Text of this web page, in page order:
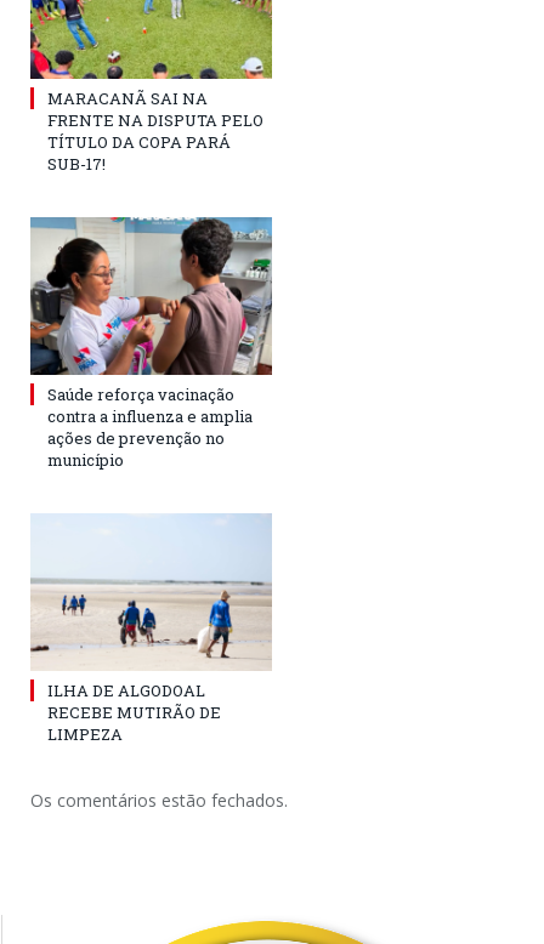
MARACANÃ SAI NA
FRENTE NA DISPUTA PELO
TÍTULO DA COPA PARÁ
SUB-17!
Saúde reforça vacinação
contra a influenza e amplia
ações de prevenção no
município
ILHA DE ALGODOAL
RECEBE MUTIRÃO DE
LIMPEZA
Os comentários estão fechados.